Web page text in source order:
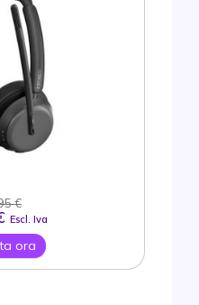
€
Escl. Iva
ora